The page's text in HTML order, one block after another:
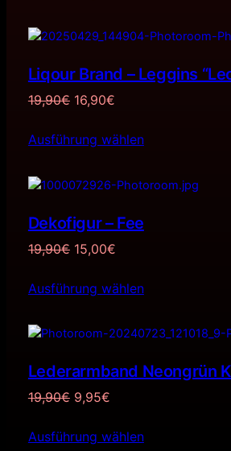
Liqour Brand – Leggins
19,90€ Ursprünglicher
war:
16,90€Aktueller
ist:
Ausführung wählen
Dekofigur – Fee
19,90€ Ursprünglicher
war:
15,00€Aktueller
ist:
Ausführung wählen
Lederarmband Neongrün
19,90€ Ursprünglicher
war:
9,95€Aktueller
ist:
Ausführung wählen